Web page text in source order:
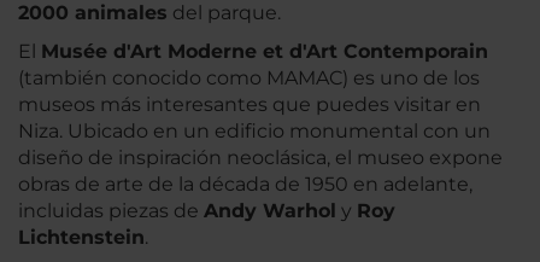
2000 animales del parque.
El Musée d'Art Moderne et d'Art Contemporain
(también conocido como MAMAC) es uno de los
museos más interesantes que puedes visitar en
Niza. Ubicado en un edificio monumental con un
diseño de inspiración neoclásica, el museo expone
obras de arte de la década de 1950 en adelante,
incluidas piezas de Andy Warhol y Roy
Lichtenstein.